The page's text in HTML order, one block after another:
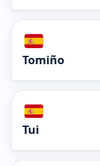
Tomiño
Tui